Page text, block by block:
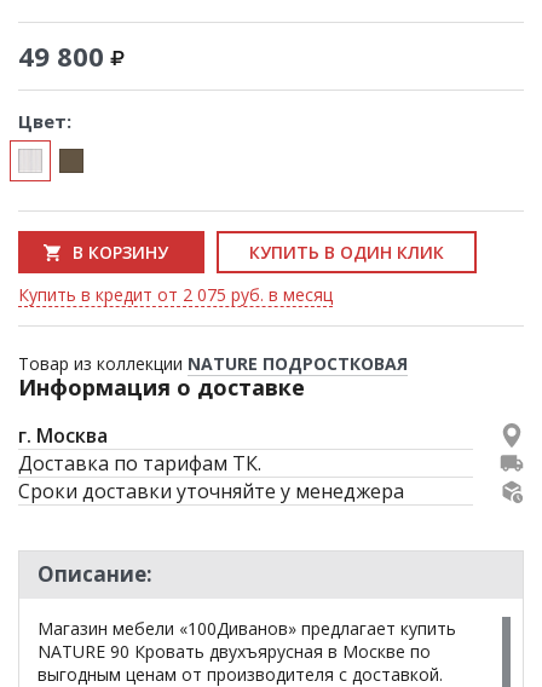
49 800
Цвет:
В КОРЗИНУ
КУПИТЬ В ОДИН КЛИК
Купить в кредит от 2 075 руб. в месяц
Товар из коллекции NATURE ПОДРОСТКОВАЯ
Информация о доставке
г. Москва
Доставка по тарифам ТК.
Сроки доставки уточняйте у менеджера
Описание:
Магазин мебели «100Диванов» предлагает купить
NATURE 90 Кровать двухъярусная в Москве по
выгодным ценам от производителя с доставкой.